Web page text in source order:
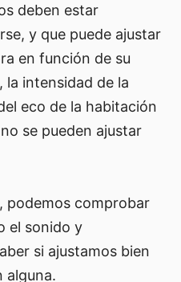
deben estar
y que puede ajustar
en función de su
la intensidad de la
eco de la habitación
se pueden ajustar
podemos comprobar
el sonido y
si ajustamos bien
alguna.